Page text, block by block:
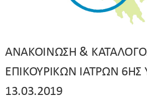
ΑΝΑΚΟΙΝΩΣΗ &
ΕΠΙΚΟΥΡΙΚΩΝ ΙΑΤΡΩΝ 6ΗΣ
13.03.2019